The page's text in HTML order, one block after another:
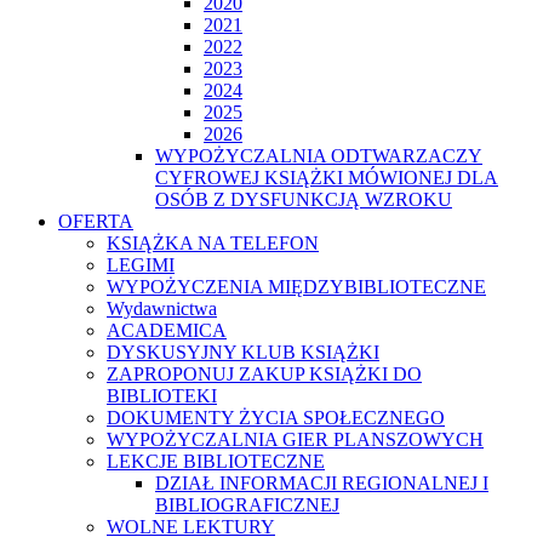
2021
2022
2023
2024
2025
2026
WYPOŻYCZALNIA ODTWARZACZY
CYFROWEJ KSIĄŻKI MÓWIONEJ DLA
OSÓB Z DYSFUNKCJĄ WZROKU
OFERTA
KSIĄŻKA NA TELEFON
LEGIMI
WYPOŻYCZENIA MIĘDZYBIBLIOTECZNE
Wydawnictwa
ACADEMICA
DYSKUSYJNY KLUB KSIĄŻKI
ZAPROPONUJ ZAKUP KSIĄŻKI DO
BIBLIOTEKI
DOKUMENTY ŻYCIA SPOŁECZNEGO
WYPOŻYCZALNIA GIER PLANSZOWYCH
LEKCJE BIBLIOTECZNE
DZIAŁ INFORMACJI REGIONALNEJ I
BIBLIOGRAFICZNEJ
WOLNE LEKTURY